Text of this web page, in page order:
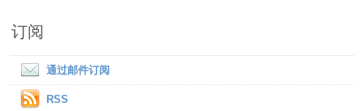
订阅
通过邮件订阅
RSS